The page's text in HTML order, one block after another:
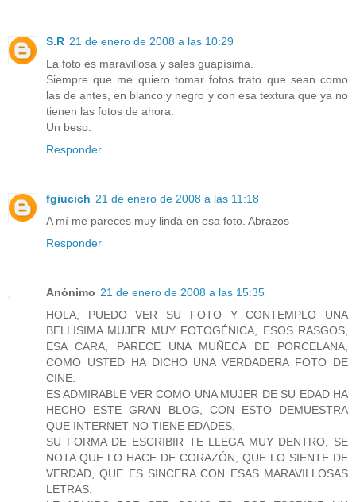
S.R 21 de enero de 2008 a las 10:29
La foto es maravillosa y sales guapísima.
Siempre que me quiero tomar fotos trato que sean como
las de antes, en blanco y negro y con esa textura que ya no
tienen las fotos de ahora.
Un beso.
Responder
fgiucich 21 de enero de 2008 a las 11:18
A mí me pareces muy linda en esa foto. Abrazos
Responder
Anónimo 21 de enero de 2008 a las 15:35
HOLA, PUEDO VER SU FOTO Y CONTEMPLO UNA
BELLISIMA MUJER MUY FOTOGÉNICA, ESOS RASGOS,
ESA CARA, PARECE UNA MUÑECA DE PORCELANA,
COMO USTED HA DICHO UNA VERDADERA FOTO DE
CINE.
ES ADMIRABLE VER COMO UNA MUJER DE SU EDAD HA
HECHO ESTE GRAN BLOG, CON ESTO DEMUESTRA
QUE INTERNET NO TIENE EDADES.
SU FORMA DE ESCRIBIR TE LLEGA MUY DENTRO, SE
NOTA QUE LO HACE DE CORAZÓN, QUE LO SIENTE DE
VERDAD, QUE ES SINCERA CON ESAS MARAVILLOSAS
LETRAS.